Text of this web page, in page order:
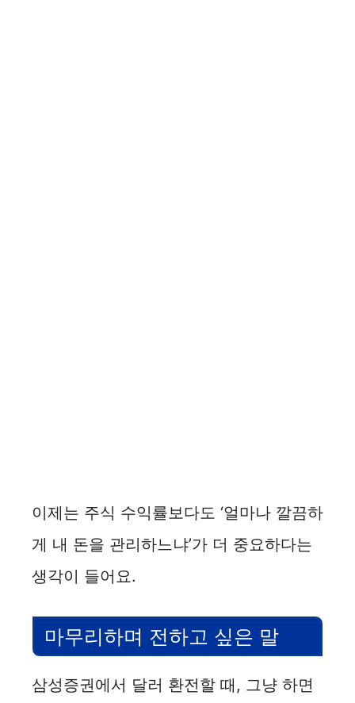
이제는 주식 수익률보다도 ‘얼마나 깔끔하
게 내 돈을 관리하느냐’가 더 중요하다는
생각이 들어요.
마무리하며 전하고 싶은 말
삼성증권에서 달러 환전할 때, 그냥 하면